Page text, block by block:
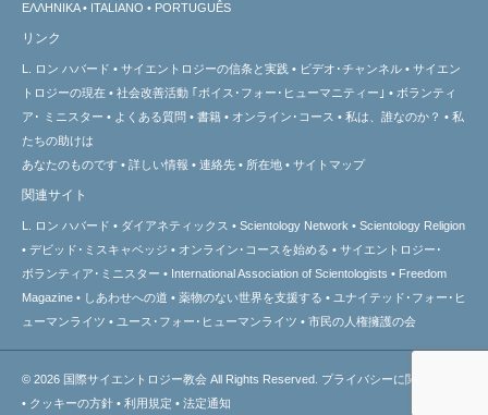
ΕΛΛΗΝΙΚA
ITALIANO PORTUGUÊS
リンク
L. ロン ハバード サイエントロジーの信条と実践 ビデオ･チャンネル
サイエン
トロジーの現在 社会改善活動 ｢ボイス･フォー･ヒューマニティー｣
ボランティ
ア･
ミニスター よくある質問 書籍 オンライン･コース 私は、誰なのか？
私
たちの助けは
あなたのものです
詳しい情報 連絡先 所在地 サイトマップ
関連サイト
L. ロン ハバード ダイアネティックス Scientology Network
Scientology Religion
デビッド･ミスキャベッジ
オンライン･コースを始める
サイエントロジー･
ボランティア･ミニスター
International Association of Scientologists
Freedom
Magazine
しあわせへの道 薬物のない世界を支援する
ユナイテッド･フォー･ヒ
ューマンライツ
ユース･フォー･ヒューマンライツ 市民の人権擁護の会
© 2026 国際サイエントロジー教会 All Rights Reserved. プライバシーに関する方針
• クッキーの方針 • 利用規定 • 法定通知